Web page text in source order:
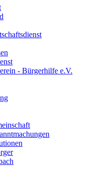
- Bürgerhilfe e.V.